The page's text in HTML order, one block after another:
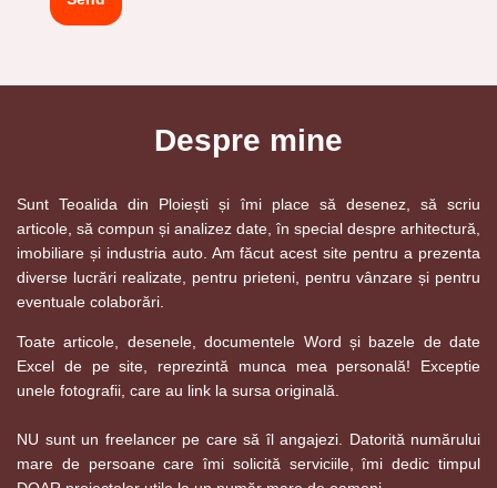
Despre mine
Sunt Teoalida din Ploiești și îmi place să desenez, să scriu
articole, să compun și analizez date, în special despre arhitectură,
imobiliare și industria auto. Am făcut acest site pentru a prezenta
diverse lucrări realizate, pentru prieteni, pentru vânzare și pentru
eventuale colaborări.
Toate articole, desenele, documentele Word și bazele de date
Excel de pe site, reprezintă munca mea personală! Exceptie
unele fotografii, care au link la sursa originală.
NU sunt un freelancer pe care să îl angajezi. Datorită numărului
mare de persoane care îmi solicită serviciile, îmi dedic timpul